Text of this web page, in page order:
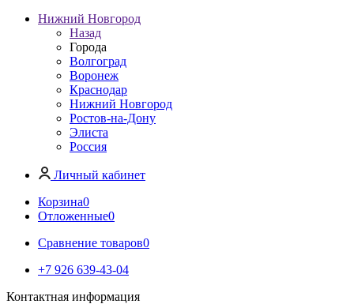
Нижний Новгород
Назад
Города
Волгоград
Воронеж
Краснодар
Нижний Новгород
Ростов-на-Дону
Элиста
Россия
Личный кабинет
Корзина0
Отложенные0
Сравнение товаров0
+7 926 639-43-04
Контактная информация